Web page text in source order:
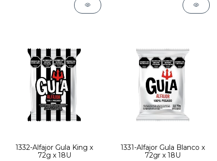
1332-Alfajor Gula King x
72g x 18U
1331-Alfajor Gula Blanco x
72gr x 18U